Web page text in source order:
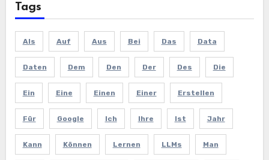
Tags
Als Auf Aus Bei Das Data
Daten Dem Den Der Des Die
Ein Eine Einen Einer Erstellen
Für Google Ich Ihre Ist Jahr
Kann Können Lernen LLMs Man